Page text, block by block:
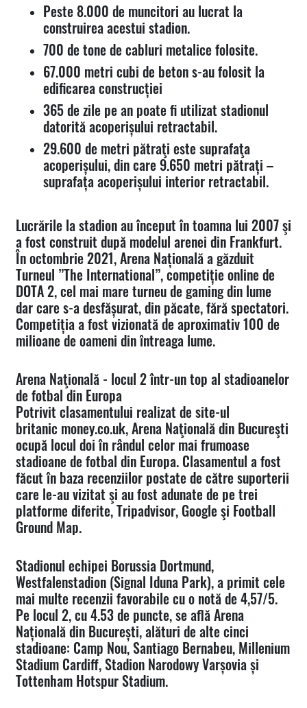
Peste 8.000 de muncitori au lucrat la
construirea acestui stadion.
700 de tone de cabluri metalice folosite.
67.000 metri cubi de beton s-au folosit la
edificarea construcției
365 de zile pe an poate fi utilizat stadionul
datorită acoperișului retractabil.
29.600 de metri pătraţi este suprafaţa
acoperișului, din care 9.650 metri pătrați –
suprafața acoperișului interior retractabil.
Lucrările la stadion au început în toamna lui 2007 şi
a fost construit după modelul arenei din Frankfurt.
În octombrie 2021, Arena Națională a găzduit
Turneul ”The International”, competiție online de
DOTA 2, cel mai mare turneu de gaming din lume
dar care s-a desfășurat, din păcate, fără spectatori.
Competiția a fost vizionată de aproximativ 100 de
milioane de oameni din întreaga lume.
Arena Naţională - locul 2 într-un top al stadioanelor
de fotbal din Europa
Potrivit clasamentului realizat de site-ul
britanic money.co.uk, Arena Naţională din Bucureşti
ocupă locul doi în rândul celor mai frumoase
stadioane de fotbal din Europa. Clasamentul a fost
făcut în baza recenziilor postate de către suporterii
care le-au vizitat şi au fost adunate de pe trei
platforme diferite, Tripadvisor, Google şi Football
Ground Map.
Stadionul echipei Borussia Dortmund,
Westfalenstadion (Signal Iduna Park), a primit cele
mai multe recenzii favorabile cu o notă de 4,57/5.
Pe locul 2, cu 4.53 de puncte, se află Arena
Națională din București, alături de alte cinci
stadioane: Camp Nou, Santiago Bernabeu, Millenium
Stadium Cardiff, Stadion Narodowy Varșovia și
Tottenham Hotspur Stadium.